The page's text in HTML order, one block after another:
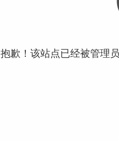
抱歉！该站点已经被管理